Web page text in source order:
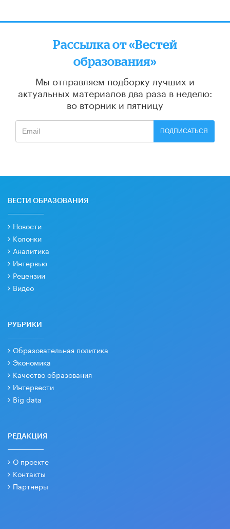
Рассылка от «Вестей
образования»
Мы отправляем подборку лучших и
актуальных материалов два раза в неделю:
во вторник и пятницу
ПОДПИСАТЬСЯ
ВЕСТИ ОБРАЗОВАНИЯ
Новости
Колонки
Аналитика
Интервью
Рецензии
Видео
РУБРИКИ
Образовательная политика
Экономика
Качество образования
Интервести
Big data
РЕДАКЦИЯ
О проекте
Контакты
Партнеры